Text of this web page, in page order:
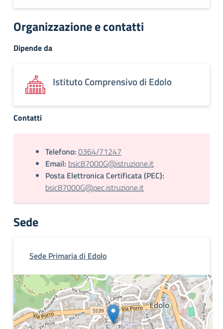
Organizzazione e contatti
Dipende da
Istituto Comprensivo di Edolo
Contatti
Telefono: 0364/71247
Email: bsic87000G@istruzione.it
Posta Elettronica Certificata (PEC):
bsic87000G@pec.istruzione.it
Sede
Sede Primaria di Edolo